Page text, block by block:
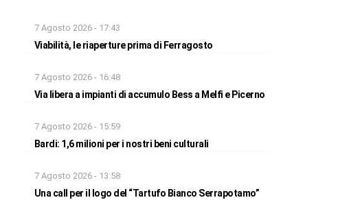
7 Agosto 2026 - 17:43
Viabilità, le riaperture prima di Ferragosto
7 Agosto 2026 - 16:48
Via libera a impianti di accumulo Bess a Melfi e Picerno
7 Agosto 2026 - 15:59
Bardi: 1,6 milioni per i nostri beni culturali
7 Agosto 2026 - 13:58
Una call per il logo del “Tartufo Bianco Serrapotamo”